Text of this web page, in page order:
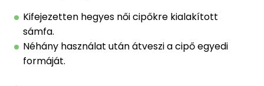
Kifejezetten hegyes női cipőkre kialakított
sámfa.
Néhány használat után átveszi a cipő egyedi
formáját.